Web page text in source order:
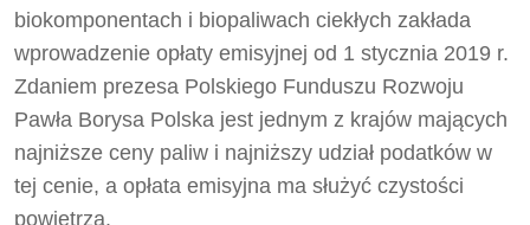
biokomponentach i biopaliwach ciekłych zakłada
wprowadzenie opłaty emisyjnej od 1 stycznia 2019 r.
Zdaniem prezesa Polskiego Funduszu Rozwoju
Pawła Borysa Polska jest jednym z krajów mających
najniższe ceny paliw i najniższy udział podatków w
tej cenie, a opłata emisyjna ma służyć czystości
powietrza.